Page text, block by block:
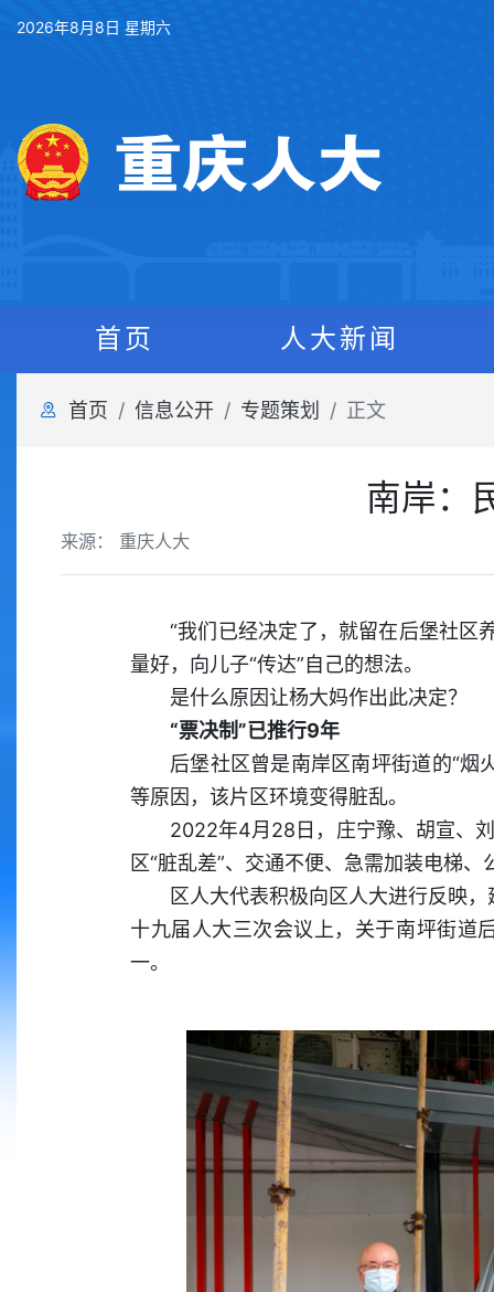
2026年8月8日 星期六
首页 人大新闻
首页 信息公开 专题策划 正文
南岸：
来源： 重庆人大
“我们已经决定了，就留在后堡社区
量好，向儿子“传达”自己的想法。
是什么原因让杨大妈作出此决定？
“票决制”已推行9年
后堡社区曾是南岸区南坪街道的“烟
等原因，该片区环境变得脏乱。
2022年4月28日，庄宁豫、胡宣、
区“脏乱差”、交通不便、急需加装电梯
区人大代表积极向区人大进行反映
十九届人大三次会议上，关于南坪街道
一。